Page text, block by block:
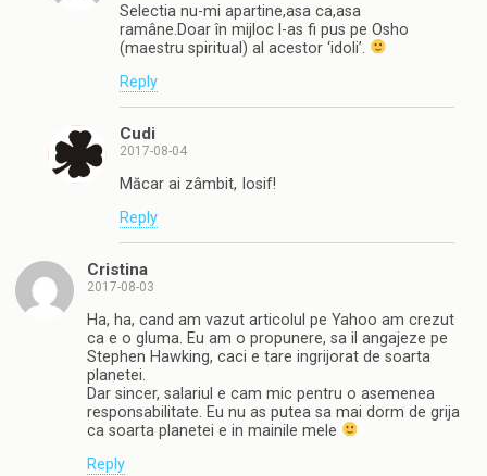
Selectia nu-mi apartine,asa ca,asa
ramâne.Doar în mijloc l-as fi pus pe Osho
(maestru spiritual) al acestor ‘idoli’.
Reply
Cudi
2017-08-04
Măcar ai zâmbit, Iosif!
Reply
Cristina
2017-08-03
Ha, ha, cand am vazut articolul pe Yahoo am crezut
ca e o gluma. Eu am o propunere, sa il angajeze pe
Stephen Hawking, caci e tare ingrijorat de soarta
planetei.
Dar sincer, salariul e cam mic pentru o asemenea
responsabilitate. Eu nu as putea sa mai dorm de grija
ca soarta planetei e in mainile mele
Reply